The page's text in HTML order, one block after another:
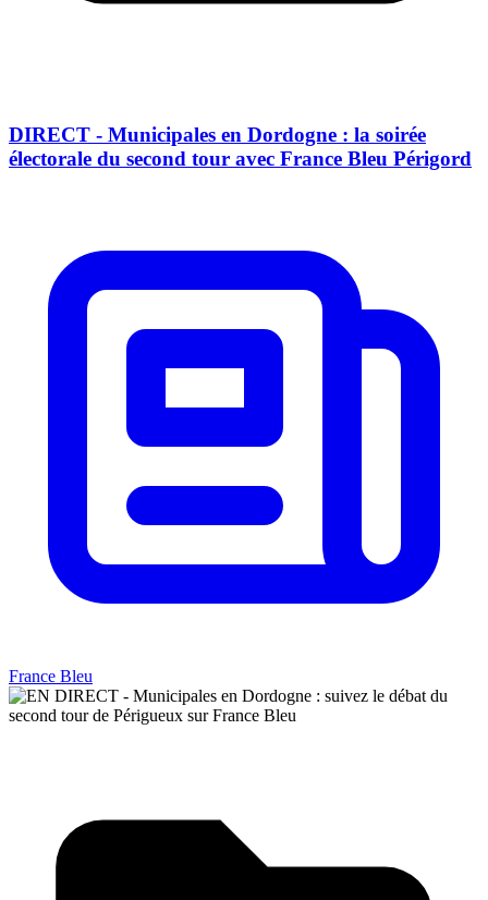
DIRECT - Municipales en Dordogne : la soirée
électorale du second tour avec France Bleu Périgord
France Bleu